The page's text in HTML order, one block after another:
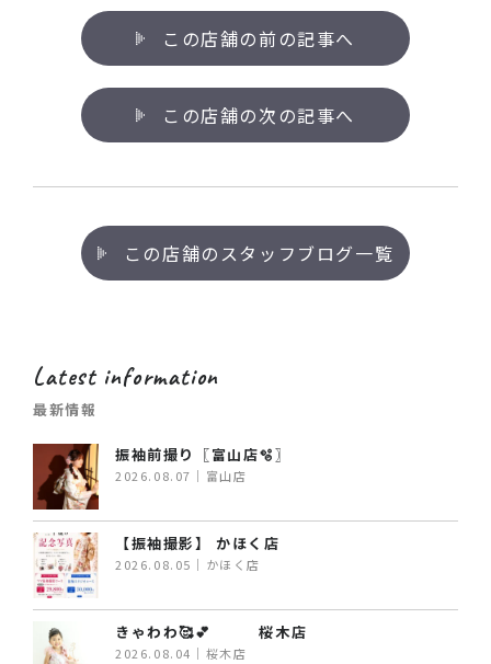
この店舗の前の記事へ
この店舗の次の記事へ
この店舗のスタッフブログ一覧
Latest information
最新情報
振袖前撮り〖富山店🫧〗
2026.08.07｜富山店
【振袖撮影】 かほく店
2026.08.05｜かほく店
きゃわわ🥰💕 桜木店
2026.08.04｜桜木店